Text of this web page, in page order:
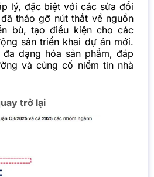
lý, đặc biệt với các sửa đổi
tháo gỡ nút thắt về nguồn
bù, tạo điều kiện cho các
sản triển khai dự án mới.
dạng hóa sản phẩm, đáp
và củng cố niềm tin nhà
trở lại